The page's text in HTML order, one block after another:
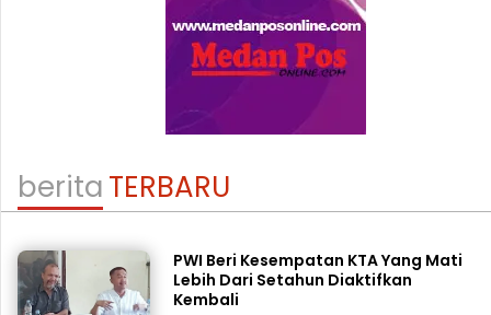
beritaTERBARU
PWI Beri Kesempatan KTA Yang Mati
Lebih Dari Setahun Diaktifkan
Kembali